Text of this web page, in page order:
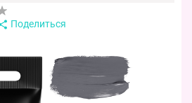
Поделиться